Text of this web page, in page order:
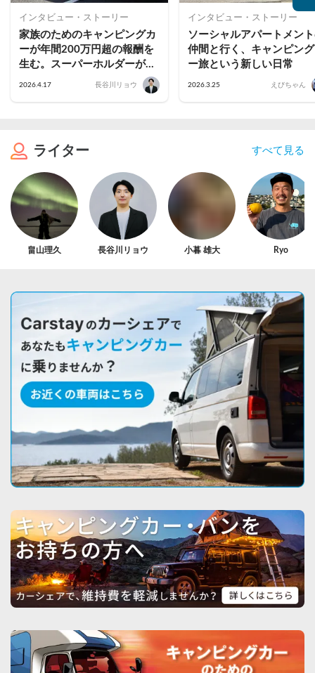
インタビュー・ストーリー
家族のためのキャンピングカ
ーが年間200万円超の報酬を
生む。スーパーホルダーが語
る稼働率を高める運用のコツ
2026.4.17 長谷川リョウ
インタビュー・ストーリー
ソーシャルアパートメン
仲間と行く、キャンピン
ー旅という新しい日常
2026.3.25 えびちゃん
ライター すべて見る
畠山理久 長谷川リョウ 小暮 雄大 Ryo